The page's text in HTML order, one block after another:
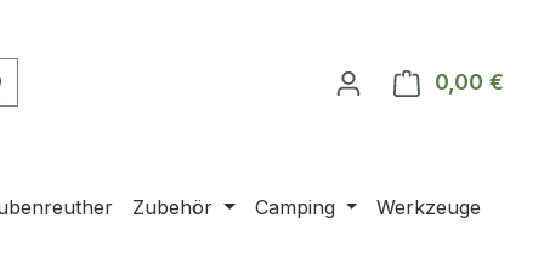
0,00 €
Zubehör Camping
Werkzeuge